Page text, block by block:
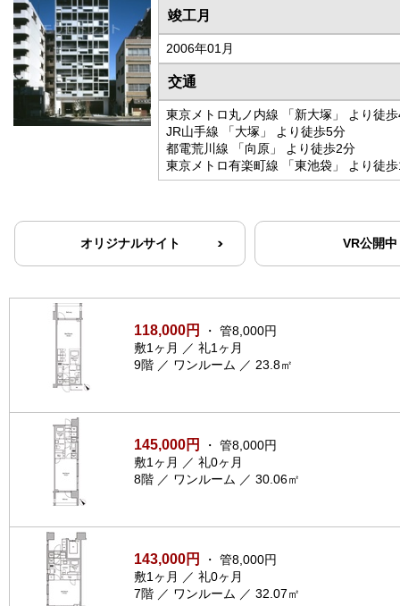
竣工月
2006年01月
交通
東京メトロ丸ノ内線 「新大塚」 より徒
JR山手線 「大塚」 より徒歩5分
都電荒川線 「向原」 より徒歩2分
東京メトロ有楽町線 「東池袋」 より徒
オリジナルサイト VR公開中
118,000円
・ 管8,000円
敷1ヶ月 ／ 礼1ヶ月
9階 ／ ワンルーム ／ 23.8㎡
145,000円
・ 管8,000円
敷1ヶ月 ／ 礼0ヶ月
8階 ／ ワンルーム ／ 30.06㎡
143,000円
・ 管8,000円
敷1ヶ月 ／ 礼0ヶ月
7階 ／ ワンルーム ／ 32.07㎡